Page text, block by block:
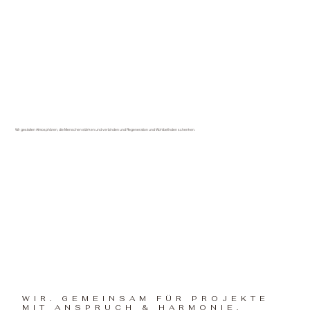
Wir gestalten Atmosphären, die Menschen stärken und verbinden und Regeneration und Wohlbefinden schenken.
WIR. GEMEINSAM FÜR PROJEKTE
MIT ANSPRUCH & HARMONIE.